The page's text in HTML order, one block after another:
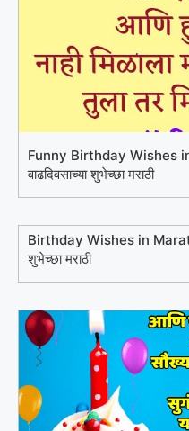
Funny Birthday Wishes
वाढदिवसाच्या शुभेच्छा मराठी
Birthday Wishes in
शुभेच्छा मराठी